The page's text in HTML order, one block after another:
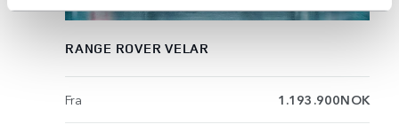
RANGE ROVER VELAR
Fra 1.193.900NOK